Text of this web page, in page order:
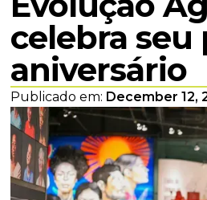
celebra
aniversário
Publicado em: December 12,